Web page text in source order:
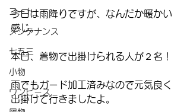
コート
メンテナンス
七五三
小物
ワンピース
今日は雨降りですが、なんだか暖かい
感じ。
本日、着物で出掛けられる人が２名！
雨でもガード加工済みなので元気良く
出掛けて行きましたよ。